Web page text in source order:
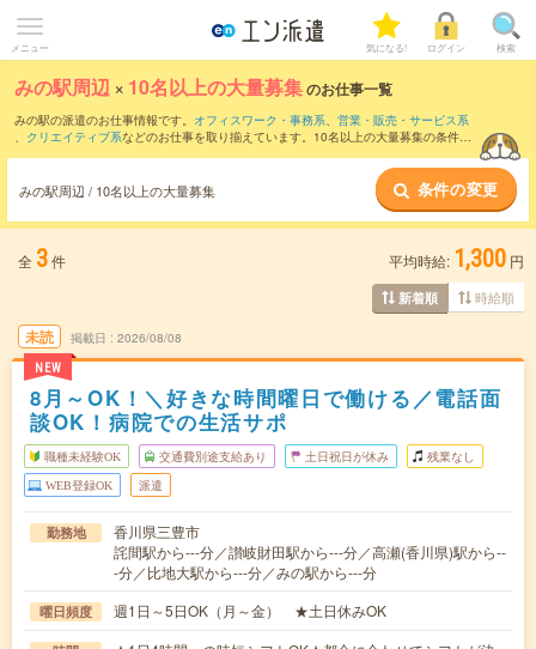
メニュー 気になる! ログイン 検索
みの駅周辺 × 10名以上の大量募集のお仕事一覧
みの駅の派遣のお仕事情報です。 オフィスワーク・事務系、 営業・販売・サービス系
、 クリエイティブ系などのお仕事を取り揃えています。10名以上の大量募集の条件の
みの駅周辺 / 10名以上の大量募集 条件の変更
全 3件 平均時給: 1,300 円
新着順 時給順
未読
NEW
掲載日 2026/08/08
8月～OK！＼好きな時間曜日で働ける／電話面
談OK！病院での生活サポ
職種未経験OK 交通費別途支給あり 土日祝日が休み 残業なし
WEB登録OK 派遣
勤務地
香川県三豊市
詫間駅から---分／讃岐財田駅から---分／高瀬(香川県)駅から--
-分／比地大駅から---分／みの駅から---分
曜日頻度 週1日～5日OK（月～金） ★土日休みOK